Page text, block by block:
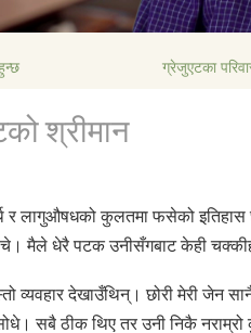
ग्रेजुएटका
श्रीमान
र लागुऔषधको कुलतमा फसेको
मैले धेरै पटक उनीसँगबाट केही
व्यवहार देखाउँथिन्। छोरी मेरी जेन
सबै ठीक थिए तर उनी निकै